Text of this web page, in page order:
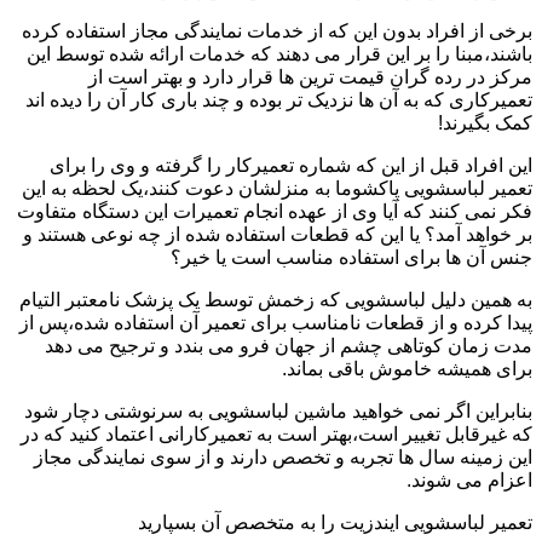
برخی از افراد بدون این که از خدمات نمایندگی مجاز استفاده کرده
باشند،مبنا را بر این قرار می دهند که خدمات ارائه شده توسط این
مرکز در رده گران قیمت ترین ها قرار دارد و بهتر است از
تعمیرکاری که به آن ها نزدیک تر بوده و چند باری کار آن را دیده اند
کمک بگیرند!
این افراد قبل از این که شماره تعمیرکار را گرفته و وی را برای
تعمیر لباسشویی پاکشوما به منزلشان دعوت کنند،یک لحظه به این
فکر نمی کنند که آیا وی از عهده انجام تعمیرات این دستگاه متفاوت
بر خواهد آمد؟ یا این که قطعات استفاده شده از چه نوعی هستند و
جنس آن ها برای استفاده مناسب است یا خیر؟
به همین دلیل لباسشویی که زخمش توسط یک پزشک نامعتبر التیام
پیدا کرده و از قطعات نامناسب برای تعمیر آن استفاده شده،پس از
مدت زمان کوتاهی چشم از جهان فرو می بندد و ترجیح می دهد
برای همیشه خاموش باقی بماند.
بنابراین اگر نمی خواهید ماشین لباسشویی به سرنوشتی دچار شود
که غیرقابل تغییر است،بهتر است به تعمیرکارانی اعتماد کنید که در
این زمینه سال ها تجربه و تخصص دارند و از سوی نمایندگی مجاز
اعزام می شوند.
تعمیر لباسشویی ایندزیت را به متخصص آن بسپارید